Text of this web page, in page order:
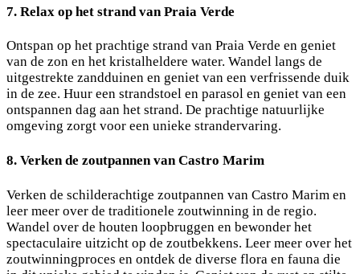
7. Relax op het strand van Praia Verde
Ontspan op het prachtige strand van Praia Verde en geniet
van de zon en het kristalheldere water. Wandel langs de
uitgestrekte zandduinen en geniet van een verfrissende duik
in de zee. Huur een strandstoel en parasol en geniet van een
ontspannen dag aan het strand. De prachtige natuurlijke
omgeving zorgt voor een unieke strandervaring.
8. Verken de zoutpannen van Castro Marim
Verken de schilderachtige zoutpannen van Castro Marim en
leer meer over de traditionele zoutwinning in de regio.
Wandel over de houten loopbruggen en bewonder het
spectaculaire uitzicht op de zoutbekkens. Leer meer over het
zoutwinningproces en ontdek de diverse flora en fauna die